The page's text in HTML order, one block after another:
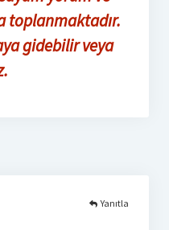
toplanmaktadır.
gidebilir veya
Yanıtla